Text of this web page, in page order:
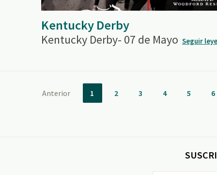
Kentucky Derby
Kentucky Derby- 07 de Mayo Seguir
Anterior 1 2 3 4 5 6